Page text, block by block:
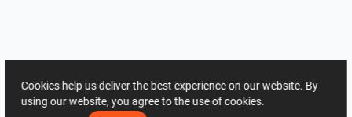
Cookies help us deliver the best experience on our website. By
using our website, you agree to the use of cookies.